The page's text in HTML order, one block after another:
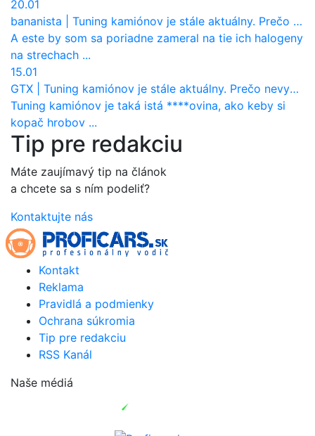
20.01
bananista
Tuning kamiónov je stále aktuálny. Prečo nevyhynul ako pri osobákoch?
A este by som sa poriadne zameral na tie ich halogeny
na strechach ...
15.01
GTX
Tuning kamiónov je stále aktuálny. Prečo nevyhynul ako pri osobákoch?
Tuning kamiónov je taká istá ****ovina, ako keby si
kopač hrobov ...
Tip pre redakciu
Máte zaujímavý tip na článok
a chcete sa s ním podeliť?
Kontaktujte nás
Kontakt
Reklama
Pravidlá a podmienky
Ochrana súkromia
Tip pre redakciu
RSS Kanál
Naše médiá